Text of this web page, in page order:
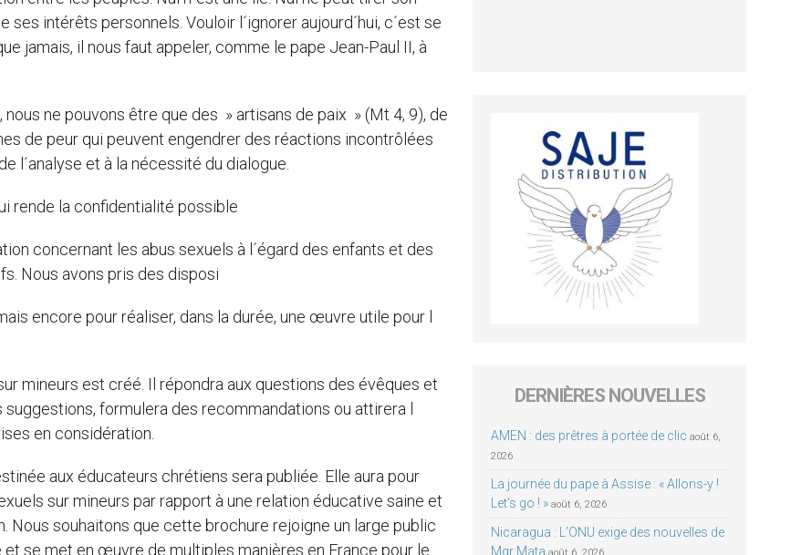
ses intérêts personnels. Vouloir l´ignorer aujourd´hui, c´est se
jamais, il nous faut appeler, comme le pape Jean-Paul II, à
ne pouvons être que des » artisans de paix » (Mt 4, 9), de
de peur qui peuvent engendrer des réactions incontrôlées
l´analyse et à la nécessité du dialogue.
rende la confidentialité possible
concernant les abus sexuels à l´égard des enfants et des
Nous avons pris des disposi
encore pour réaliser, dans la durée, une œuvre utile pour l
mineurs est créé. Il répondra aux questions des évêques et
formulera des recommandations ou attirera l
en considération.
aux éducateurs chrétiens sera publiée. Elle aura pour
sur mineurs par rapport à une relation éducative saine et
Nous souhaitons que cette brochure rejoigne un large public
se met en œuvre de multiples manières en France pour le
DERNIÈRES NOUVELLES
AMEN : des prêtres à portée de clic août 6,
2026
La journée du pape à Assise : « Allons-y !
Let’s go ! » août 6, 2026
Nicaragua : L’ONU exige des nouvelles de
Mgr Mata